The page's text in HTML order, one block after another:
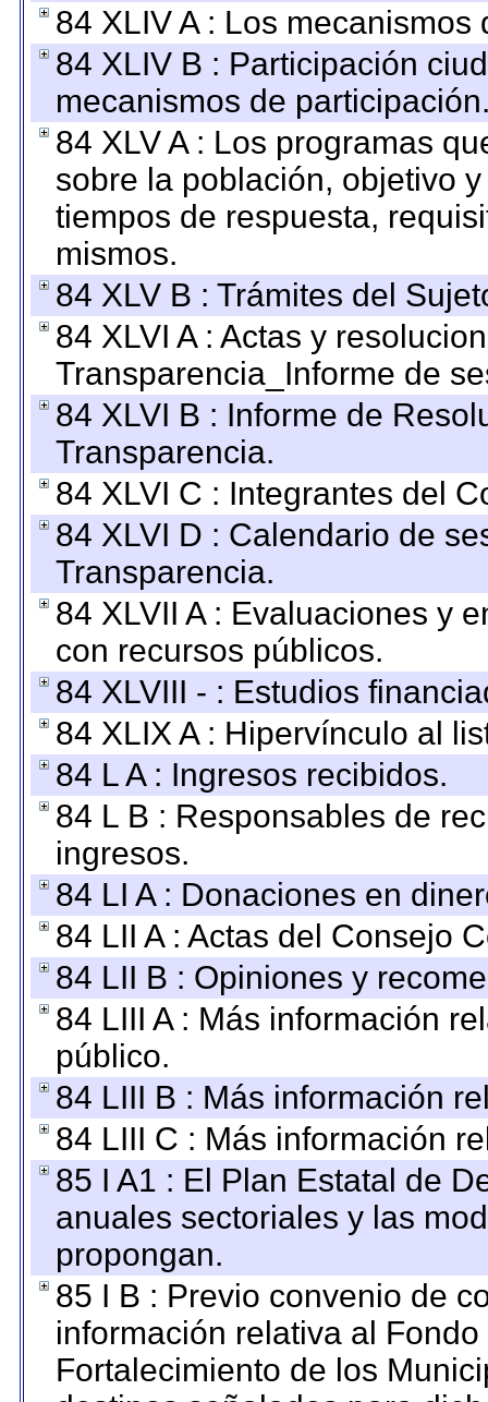
84 XLIV A : Los
84 XLIV B : Participación
mecanismos de
84 XLV A : Los programas
sobre la población, objetivo
tiempos de respuesta,
mismos.
84 XLV B : Trámites del
84 XLVI A : Actas y
Transparencia_Informe de
84 XLVI B : Informe de
Transparencia.
84 XLVI C : Integrantes del
84 XLVI D : Calendario de
Transparencia.
84 XLVII A : Evaluaciones y
con recursos públicos.
84 XLVIII - : Estudios
84 XLIX A : Hipervínculo al
84 L A : Ingresos recibidos.
84 L B : Responsables de
ingresos.
84 LI A : Donaciones en
84 LII A : Actas del Consejo
84 LII B : Opiniones y
84 LIII A : Más información
público.
84 LIII B : Más información
84 LIII C : Más información
85 I A1 : El Plan Estatal de
anuales sectoriales y las
propongan.
85 I B : Previo convenio de
información relativa al
Fortalecimiento de los